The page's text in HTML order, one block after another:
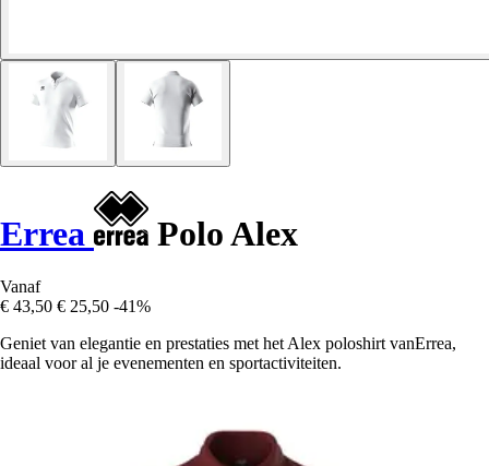
Errea Polo Alex
Vanaf
€ 43,50 € 25,50 -41%
Geniet van elegantie en prestaties met het Alex poloshirt vanErrea,
ideaal voor al je evenementen en sportactiviteiten.